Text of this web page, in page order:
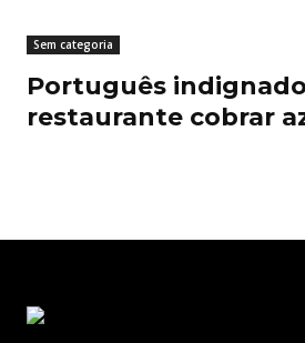
Sem categoria
Português
restaurante cobrar